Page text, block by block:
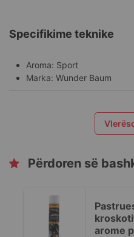
Specifikime teknike
Aroma: Sport
Marka: Wunder Baum
Përdoren së
arome